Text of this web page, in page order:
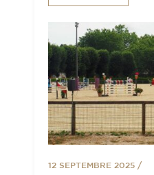
12 SEPTEMBRE 2025 /